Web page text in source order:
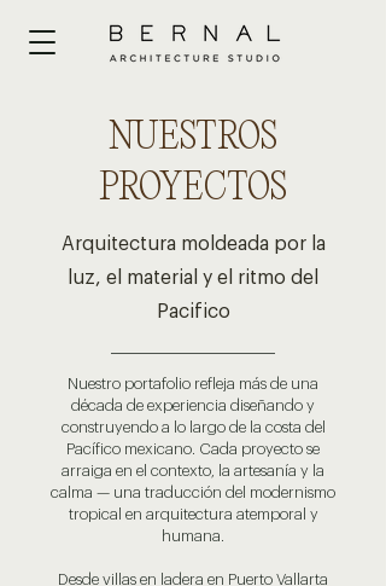
NUESTROS
PROYECTOS
Arquitectura moldeada por la
luz, el material y el ritmo del
Pacifico
Nuestro portafolio refleja más de una
década de experiencia diseñando y
construyendo a lo largo de la costa del
Pacífico mexicano. Cada proyecto se
arraiga en el contexto, la artesanía y la
calma — una traducción del modernismo
tropical en arquitectura atemporal y
humana.
Desde villas en ladera en Puerto Vallarta